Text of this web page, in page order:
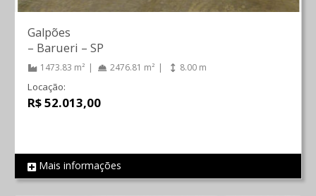
REF 107
Galpões
– Barueri – SP
1473.83 m² 2476.81 m² 8.00 m
Locação:
R$ 52.013,00
Mais informações